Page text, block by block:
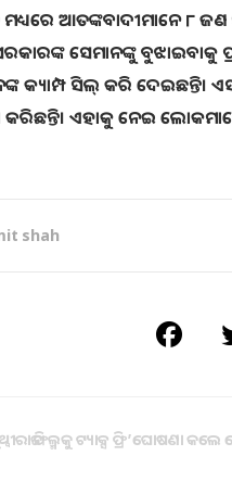
ଆତଙ୍କବାଦୀମାନେ ୮ ଜଣ
ସେମାନଙ୍କୁ ବୁଝାଇବାକୁ
କ୍ୟାମ୍ପ ସିଲ୍‌ କରି ଦେଇଛନ୍ତି।
କରିଛନ୍ତି। ଏହାକୁ ନେଇ
shah
ଫିଲ୍ମକୁ ଟ୍ୟାକ୍ସ ଫ୍ରି’ଘୋଷଣା